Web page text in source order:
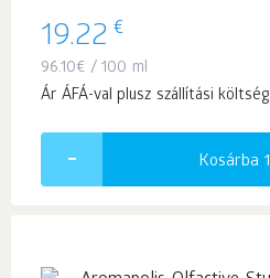
19.22 €
96.10€ / 100 ml
Ár ÁFÁ-val plusz szállítási költség
Kosárba 1